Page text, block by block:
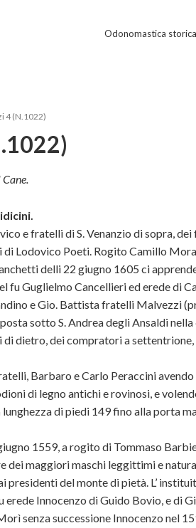
Odonomastica storica
4 (N.1022)
e fratelli di S. Venanzio di sopra,
di Lodovico Poeti. Rogito Camillo
delli 22 giugno 1605 ci
fu Guglielmo Cancellieri ed erede di
e Gio. Battista fratelli Malvezzi
sotto S. Andrea degli Ansaldi nella
dietro, dei compratori a settentrione,
Barbaro e Carlo Peraccini avendo
di legno antichi e rovinosi, e
di piedi 149 fino alla porta
1559, a rogito di Tommaso
dei maggiori maschi leggittimi e
del monte di pietà. L’
Innocenzo di Guido Bovio, e di
senza successione Innocenzo nel